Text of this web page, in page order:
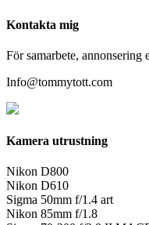
Kontakta mig
För samarbete,
Info@tommytott.com
Kamera utrustning
Nikon D800
Nikon D610
Sigma 50mm f/1.4 art
Nikon 85mm f/1.8